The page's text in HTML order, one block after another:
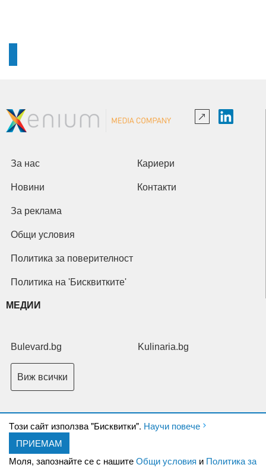
Tози сайт използва "Бисквитки". Научи повече
ПРИЕМАМ
Моля, запознайте се с нашитеОбщи условия и Политика за
За нас Кариери
Новини Контакти
За реклама
Общи условия
Политика за поверителност
Политика на 'Бисквитките'
МЕДИИ
Bulevard.bg Kulinaria.bg
Виж всички
Copyright © 2026 Ксениум ООД. Всички права запазени.
XeniumCompany.com